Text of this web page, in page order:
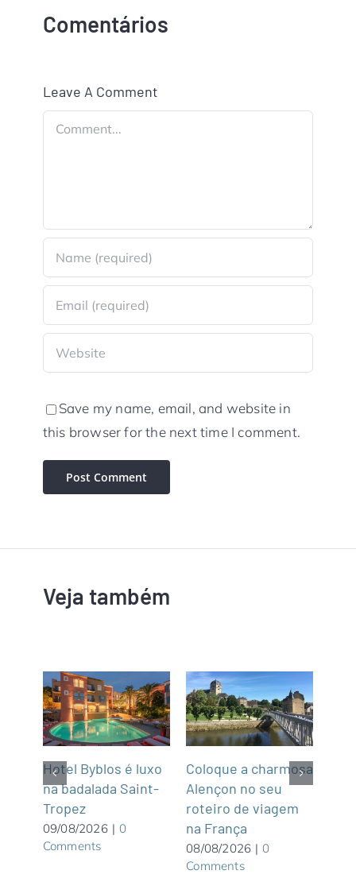
Comentários
Leave A Comment
Comment
Save my name, email, and website in
this browser for the next time I comment.
Veja também
Hotel Byblos é luxo
na badalada Saint-
Tropez
09/08/2026 | 0
Comments
Coloque a charmosa
Alençon no seu
roteiro de viagem
na França
08/08/2026 | 0
Comments